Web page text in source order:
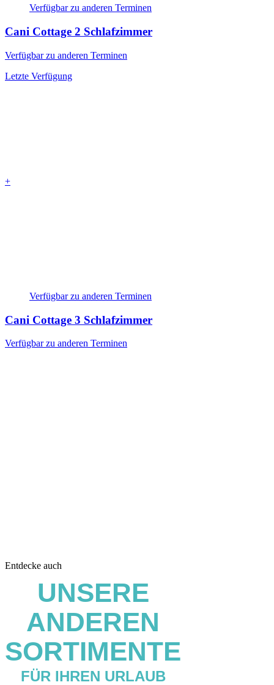
Verfügbar zu anderen Terminen
Cani Cottage 2 Schlafzimmer
Verfügbar zu anderen Terminen
Letzte Verfügung
+
Verfügbar zu anderen Terminen
Cani Cottage 3 Schlafzimmer
Verfügbar zu anderen Terminen
Entdecke auch
UNSERE
ANDEREN
SORTIMENTE
FÜR IHREN URLAUB